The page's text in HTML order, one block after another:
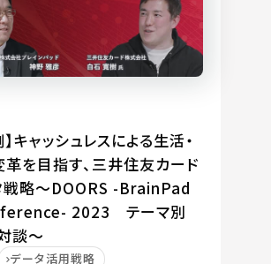
キャッシュレスによる生活・
を目指す、三井住友カード
戦略～DOORS -BrainPad
2023 テーマ別
談～
データ活用戦略